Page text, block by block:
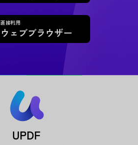
直接利用
ウェブブラウザー
UPDF